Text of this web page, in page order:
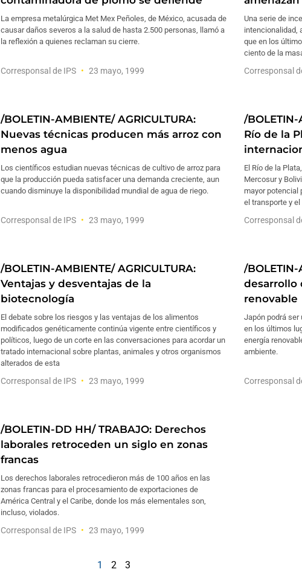
La empresa metalúrgica Met Mex Peñoles, de México, acusada de
causar daños severos a la salud de hasta 2.500 personas, llamó a
la reflexión a quienes reclaman su cierre.
Corresponsal de IPS 23 mayo, 1999
Una serie de
intencionalidad,
que en los
ciento de la
Corresponsal
/BOLETIN-AMBIENTE/ AGRICULTURA:
Nuevas técnicas producen más arroz con
menos agua
Los científicos estudian nuevas técnicas de cultivo de arroz para
que la producción pueda satisfacer una demanda creciente, aun
cuando disminuye la disponibilidad mundial de agua de riego.
Corresponsal de IPS 23 mayo, 1999
/BOLETIN-
Río de la
El Río de la
Mercosur y
mayor potencial
el transporte y
Corresponsal
/BOLETIN-AMBIENTE/ AGRICULTURA:
Ventajas y desventajas de la
biotecnología
El debate sobre los riesgos y las ventajas de los alimentos
modificados genéticamente continúa vigente entre científicos y
políticos, luego de un corte en las conversaciones para acordar un
tratado internacional sobre plantas, animales y otros organismos
alterados de esta
Corresponsal de IPS 23 mayo, 1999
/BOLETIN-
desarrollo
renovable
Japón podrá ser
en los últimos
energía
ambiente.
Corresponsal
/BOLETIN-DD HH/ TRABAJO: Derechos
laborales retroceden un siglo en zonas
francas
Los derechos laborales retrocedieron más de 100 años en las
zonas francas para el procesamiento de exportaciones de
América Central y el Caribe, donde los más elementales son,
incluso, violados.
Corresponsal de IPS 23 mayo, 1999
1 2 3